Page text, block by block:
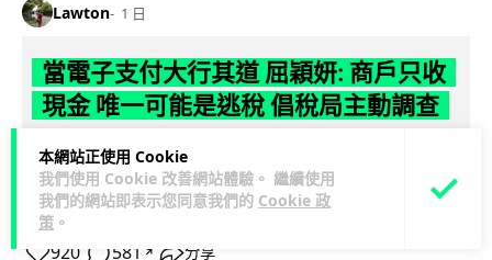
本網站正使用 Cookie
我們使用 Cookie 改善網站體驗。 繼續使用
我們的網站即表示您同意我們的 Cookie 政
策 。
Lawton 1 日
當電子支付大行其道 屈穎妍: 商戶只收
現金 唯一可能是逃稅 倡稅局主動調查
新加坡知名粥店明輝田雞粥老闆涉逃稅逾 380 萬坡元（約港幣
2,310 萬元）及洗黑錢被控上法庭，家中更藏逾 240 萬坡元現
金（約港幣... 閱讀全文
920 581 ↗ 分享